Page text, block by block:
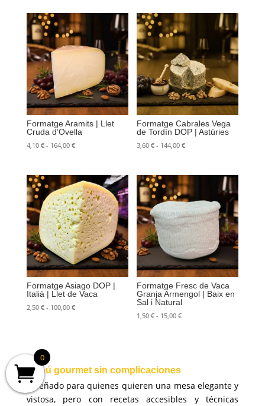
Formatge Aramits | Llet
Cruda d’Ovella
4,10 € - 164,00 €Rango
desde
4,10 €
hasta
164,00 €
Formatge Cabrales Vega
de Tordín DOP | Astúries
3,60€ - 144,00€Rango
desde
3,60 €
hasta
144,00 €
Formatge Asiago DOP |
Italià | Llet de Vaca
2,50 € - 100,00 €Rango
100,00 €
Formatge Fresc de Vaca
Granja Armengol | Baix en
Sal i Natural
1,50€ - 15,00€Rango
Menú gourmet sin complicaciones
Diseñado para quienes quieren una mesa elegante y
vistosa, pero con recetas accesibles y técnicas
0